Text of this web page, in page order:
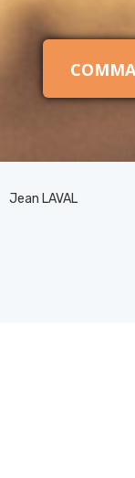
Jean LAVAL